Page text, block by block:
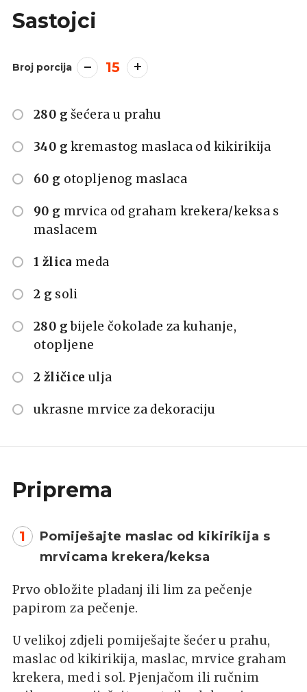
Sastojci
Broj porcija 15
280 g šećera u prahu
340 g kremastog maslaca od kikirikija
60 g otopljenog maslaca
90 g mrvica od graham krekera/keksa s
maslacem
1 žlica meda
2 g soli
280 g bijele čokolade za kuhanje,
otopljene
2 žličice ulja
ukrasne mrvice za dekoraciju
Priprema
1
Pomiješajte maslac od kikirikija s
mrvicama krekera/keksa
Prvo obložite pladanj ili lim za pečenje
papirom za pečenje.
U velikoj zdjeli pomiješajte šećer u prahu,
maslac od kikirikija, maslac, mrvice graham
krekera, med i sol. Pjenjačom ili ručnim